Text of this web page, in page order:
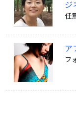
ジ
任
ア
フ